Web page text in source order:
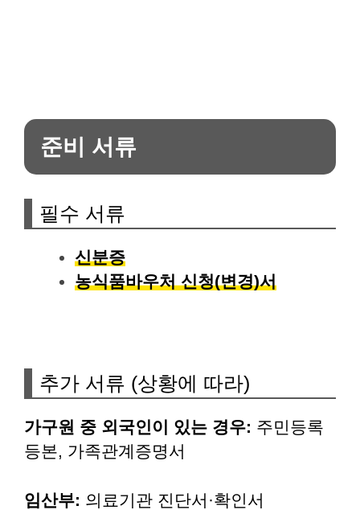
준비 서류
필수 서류
신분증
농식품바우처 신청(변경)서
추가 서류 (상황에 따라)
가구원 중 외국인이 있는 경우: 주민등록
등본, 가족관계증명서
임산부: 의료기관 진단서·확인서